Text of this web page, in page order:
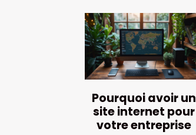
Pourquoi avoir un
site internet pour
votre entreprise